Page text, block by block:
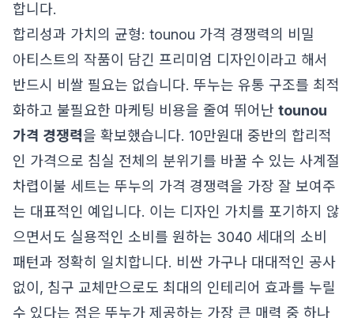
합니다.
합리성과 가치의 균형: tounou 가격 경쟁력의 비밀
아티스트의 작품이 담긴 프리미엄 디자인이라고 해서
반드시 비쌀 필요는 없습니다. 뚜누는 유통 구조를 최적
화하고 불필요한 마케팅 비용을 줄여 뛰어난 tounou
가격 경쟁력을 확보했습니다. 10만원대 중반의 합리적
인 가격으로 침실 전체의 분위기를 바꿀 수 있는 사계절
차렵이불 세트는 뚜누의 가격 경쟁력을 가장 잘 보여주
는 대표적인 예입니다. 이는 디자인 가치를 포기하지 않
으면서도 실용적인 소비를 원하는 3040 세대의 소비
패턴과 정확히 일치합니다. 비싼 가구나 대대적인 공사
없이, 침구 교체만으로도 최대의 인테리어 효과를 누릴
수 있다는 점은 뚜누가 제공하는 가장 큰 매력 중 하나